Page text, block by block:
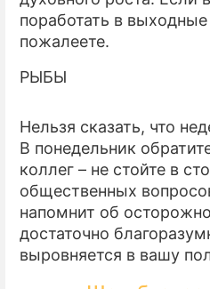
поработать в
пожалеете.
РЫБЫ
Нельзя сказать, что
В понедельник
коллег – не стойте в
общественных
напомнит об
достаточно
выровняется в вашу